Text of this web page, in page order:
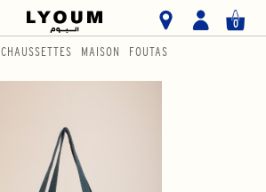
0
CHAUSSETTES MAISON FOUTAS